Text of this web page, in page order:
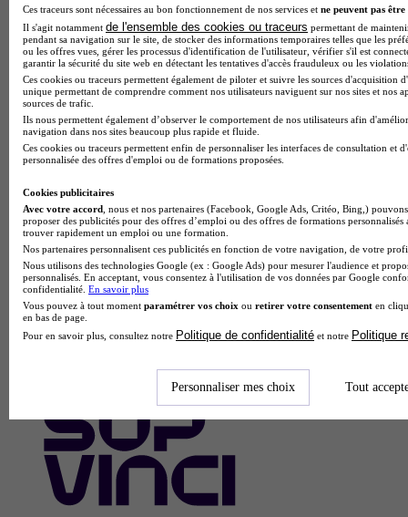
École de gestion et de commerce
Voir l’établissement
Ces traceurs sont nécessaires au bon fonctionnement de nos services et ne peuvent pas être
Il s'agit notamment de l'ensemble des cookies ou traceurs permettant de
pendant sa navigation sur le site, de stocker des informations temporaires telles que les
ou les offres vues, gérer les processus d'identification de l'utilisateur, vérifier s'il est
garantir la sécurité du site web en détectant les tentatives d'accès frauduleux ou les
Ces cookies ou traceurs permettent également de piloter et suivre les sources d'acquisition
unique permettant de comprendre comment nos utilisateurs naviguent sur nos sites et nos
sources de trafic.
Ils nous permettent également d’observer le comportement de nos utilisateurs afin
navigation dans nos sites beaucoup plus rapide et fluide.
Ces cookies ou traceurs permettent enfin de personnaliser les interfaces de consultation et
personnalisée des offres d'emploi ou de formations proposées.
Cookies publicitaires
Avec votre accord , nous et nos partenaires (Facebook, Google Ads, Critéo, Bing,)
proposer des publicités pour des offres d’emploi ou des offres de formations
trouver rapidement un emploi ou une formation.
Nos partenaires personnalisent ces publicités en fonction de votre navigation, de votre
Nous utilisons des technologies Google (ex : Google Ads) pour mesurer l'audience et
personnalisés. En acceptant, vous consentez à l'utilisation de vos données par Google
confidentialité. En savoir plus
Vous pouvez à tout moment paramétrer vos choix ou retirer votre consentement en
en bas de page.
Pour en savoir plus, consultez notre Politique de confidentialité et notre Politique
Personnaliser mes choix Tout